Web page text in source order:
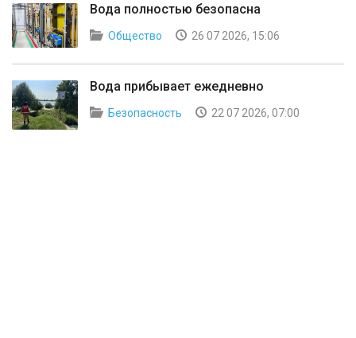
Вода полностью безопасна
Общество 26 07 2026, 15:06
Вода прибывает ежедневно
Безопасность 22 07 2026, 07:00